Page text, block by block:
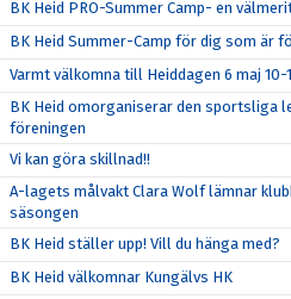
BK Heid PRO-Summer Camp- en
BK Heid Summer-Camp för dig som är
Varmt välkomna till Heiddagen 6 maj 10-
BK Heid omorganiserar den sportsliga
föreningen
Vi kan göra skillnad!!
A-lagets målvakt Clara Wolf lämnar
säsongen
BK Heid ställer upp! Vill du hänga med?
BK Heid välkomnar Kungälvs HK